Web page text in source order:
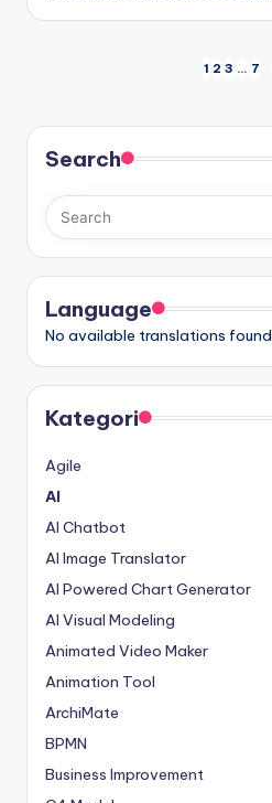
pos
1 2 3 … 7
Search
Language
No available translations found
Kategori
Agile
AI
AI Chatbot
AI Image Translator
AI Powered Chart Generator
AI Visual Modeling
Animated Video Maker
Animation Tool
ArchiMate
BPMN
Business Improvement